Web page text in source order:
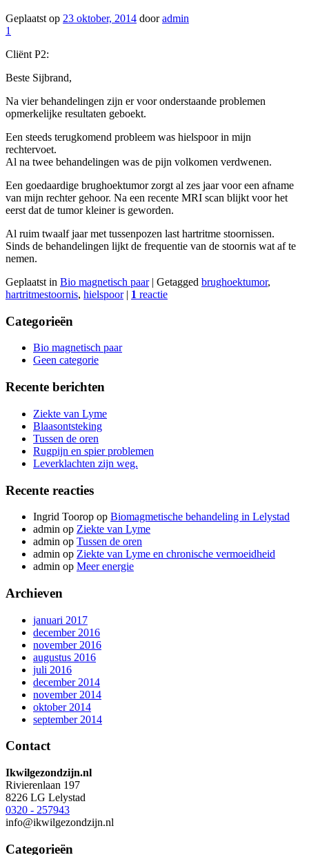
Geplaatst op 23 oktober, 2014 dooradmin
1
Cliënt P2:
Beste Sijbrand,
Na vier behandelingen zijn er voor onderstaande problemen
opmerkelijke resultaten geboekt.
Een steeds terugkomend probleem was hielspoor in mijn
rechtervoet.
Al na twee behandelingen was de pijn volkomen verdwenen.
Een goedaardige brughoektumor zorgt al zes jaar voor een afname
van mijn rechter gehoor. Na een recente MRI scan blijkt voor het
eerst dat de tumor kleiner is geworden.
Al ruim twaalf jaar met tussenpozen last hartritme stoornissen.
Sinds de behandelingen lijkt de frequentie van de stoornis wat af te
nemen.
Geplaatst in Bio magnetisch paar | Getagged brughoektumor,
hartritmestoornis, hielspoor | 1 reactie
Categorieën
Bio magnetisch paar
Geen categorie
Recente berichten
Ziekte van Lyme
Blaasontsteking
Tussen de oren
Rugpijn en spier problemen
Leverklachten zijn weg.
Recente reacties
Ingrid Toorop op Biomagmetische behandeling in Lelystad
admin op Ziekte van Lyme
admin op Tussen de oren
admin op Ziekte van Lyme en chronische vermoeidheid
admin op Meer energie
Archieven
januari 2017
december 2016
november 2016
augustus 2016
juli 2016
december 2014
november 2014
oktober 2014
september 2014
Contact
Ikwilgezondzijn.nl
Rivierenlaan 197
8226 LG Lelystad
0320 - 257943
info@ikwilgezondzijn.nl
Categorieën